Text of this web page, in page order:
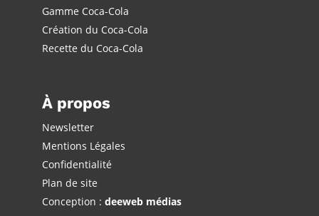
Gamme Coca-Cola
Création du Coca-Cola
Recette du Coca-Cola
À propos
Newsletter
Mentions Légales
Confidentialité
Plan de site
Conception : deeweb médias